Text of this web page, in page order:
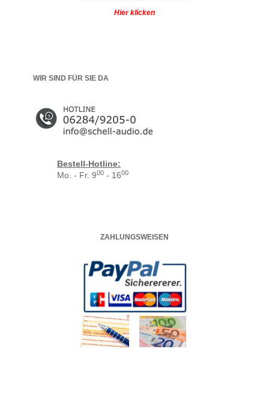
Hier klicken
WIR SIND FÜR SIE DA
Bestell-Hotline:
Mo. - Fr. 900 - 1600
ZAHLUNGSWEISEN